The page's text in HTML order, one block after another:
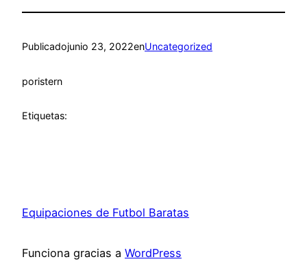
Publicadojunio 23, 2022enUncategorized
poristern
Etiquetas:
Equipaciones de Futbol Baratas
Funciona gracias a WordPress